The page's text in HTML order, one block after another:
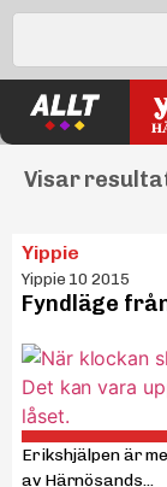
Visar
Yippie
Yippie 10 2015
Fyndläge
Erikshjälpen är
av Härnösands...